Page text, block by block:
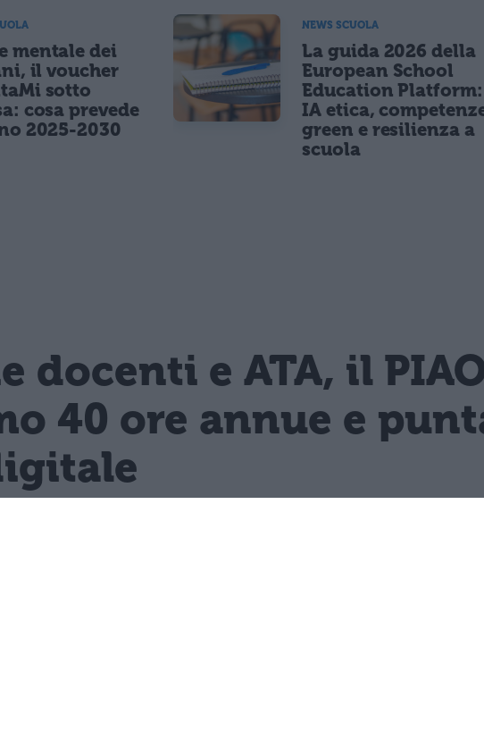
mentale dei
il voucher
sotto
cosa prevede
2025-2030
NEWS SCUOLA
La guida 2026 della
European School
Education Platform:
IA etica,
green e resilienza a
scuola
docenti e ATA, il
40 ore annue e